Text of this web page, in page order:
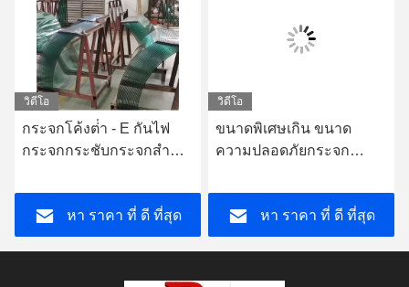
วิดีโอ
กระจกโค้งต่ํา - E กันไฟ
กระจกกระชับกระจกสําห
หา ราคา ที่ ดี ที่สุด
วิดีโอ
ขนาดพิเศษเกิน ขนาด
ความปลอดภัยกระจก
ความหนา
หา ราคา ที่ ดี ที่สุด